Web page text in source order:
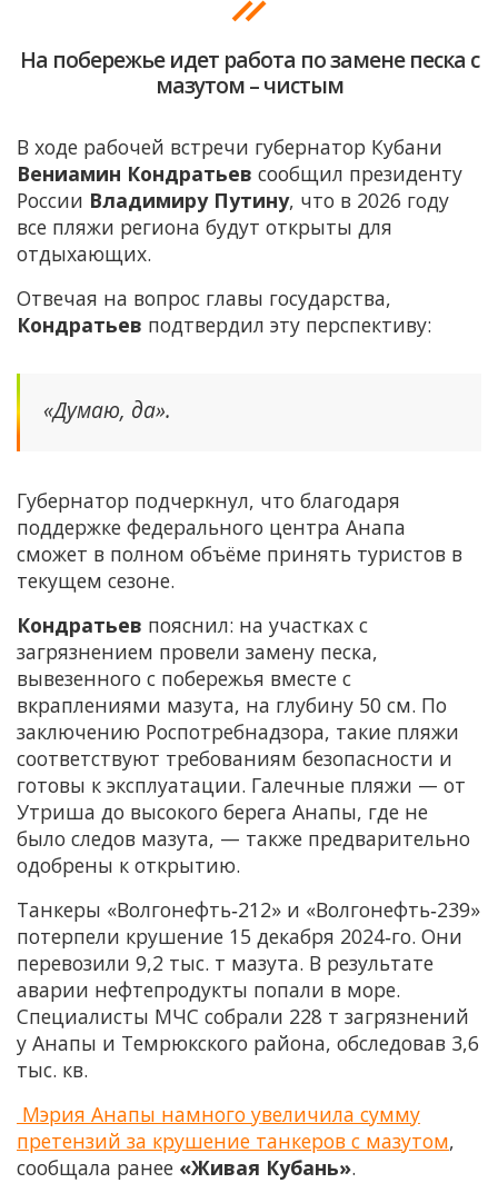
На побережье идет работа по замене песка с
мазутом – чистым
В ходе рабочей встречи губернатор Кубани
Вениамин Кондратьев сообщил президенту
России Владимиру Путину, что в 2026 году
все пляжи региона будут открыты для
отдыхающих.
Отвечая на вопрос главы государства,
Кондратьев подтвердил эту перспективу:
«Думаю, да».
Губернатор подчеркнул, что благодаря
поддержке федерального центра Анапа
сможет в полном объёме принять туристов в
текущем сезоне.
Кондратьев пояснил: на участках с
загрязнением провели замену песка,
вывезенного с побережья вместе с
вкраплениями мазута, на глубину 50 см. По
заключению Роспотребнадзора, такие пляжи
соответствуют требованиям безопасности и
готовы к эксплуатации. Галечные пляжи — от
Утриша до высокого берега Анапы, где не
было следов мазута, — также предварительно
одобрены к открытию.
Танкеры «Волгонефть‑212» и «Волгонефть‑239»
потерпели крушение 15 декабря 2024‑го. Они
перевозили 9,2 тыс. т мазута. В результате
аварии нефтепродукты попали в море.
Специалисты МЧС собрали 228 т загрязнений
у Анапы и Темрюкского района, обследовав 3,6
тыс. кв.
Мэрия Анапы намного увеличила сумму
претензий за крушение танкеров с мазутом,
сообщала ранее «Живая Кубань».